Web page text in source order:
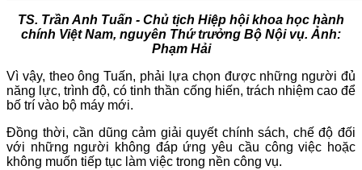
TS. Trần Anh Tuấn - Chủ tịch Hiệp hội khoa học hành
chính Việt Nam, nguyên Thứ trưởng Bộ Nội vụ. Ảnh:
Phạm Hải
Vì vậy, theo ông Tuấn, phải lựa chọn được những người đủ
năng lực, trình độ, có tinh thần cống hiến, trách nhiệm cao để
bố trí vào bộ máy mới.
Đồng thời, cần dũng cảm giải quyết chính sách, chế độ đối
với những người không đáp ứng yêu cầu công việc hoặc
không muốn tiếp tục làm việc trong nền công vụ.